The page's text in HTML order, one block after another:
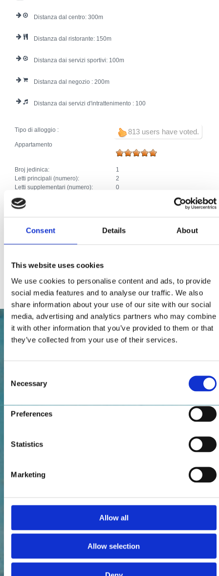
Consent Details About
This website uses cookies
We use cookies to personalise content and ads, to provide
social media features and to analyse our traffic. We also
share information about your use of our site with our social
media, advertising and analytics partners who may combine
it with other information that you’ve provided to them or that
they’ve collected from your use of their services.
Selection
Necessary
Preferences
Statistics
Marketing
Allow all
Allow selection
Distanza dal centro: 300
Distanza dal ristorante: 150
Distanza dai servizi sportivi: 100
Distanza dal negozio : 200
Distanza dai servizi d'intrattenimento : 100
813 users have voted.
Tipo di alloggio :
Appartamento
Broj jedinica:
1
Letti principali (numero):
2
Letti supplementari (numero):
0
Numero totale di letti:
Letti supplementari (numero):